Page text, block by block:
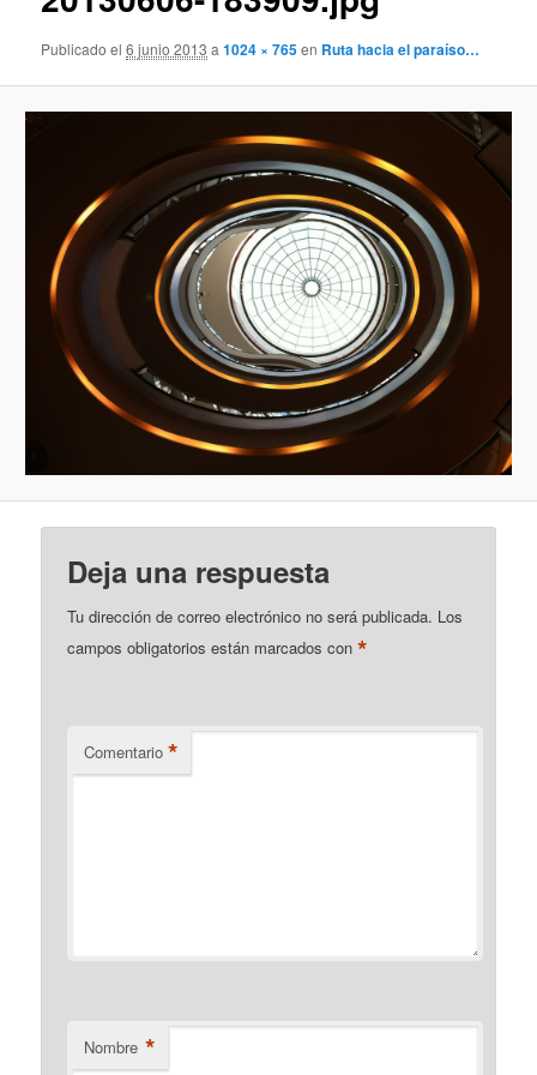
Publicado el 6 junio 2013 a1024 × 765en Ruta hacia el paraíso…
Deja una respuesta
Tu dirección de correo electrónico no será publicada. Los
campos obligatorios están marcados con*
Comentario *
Nombre *